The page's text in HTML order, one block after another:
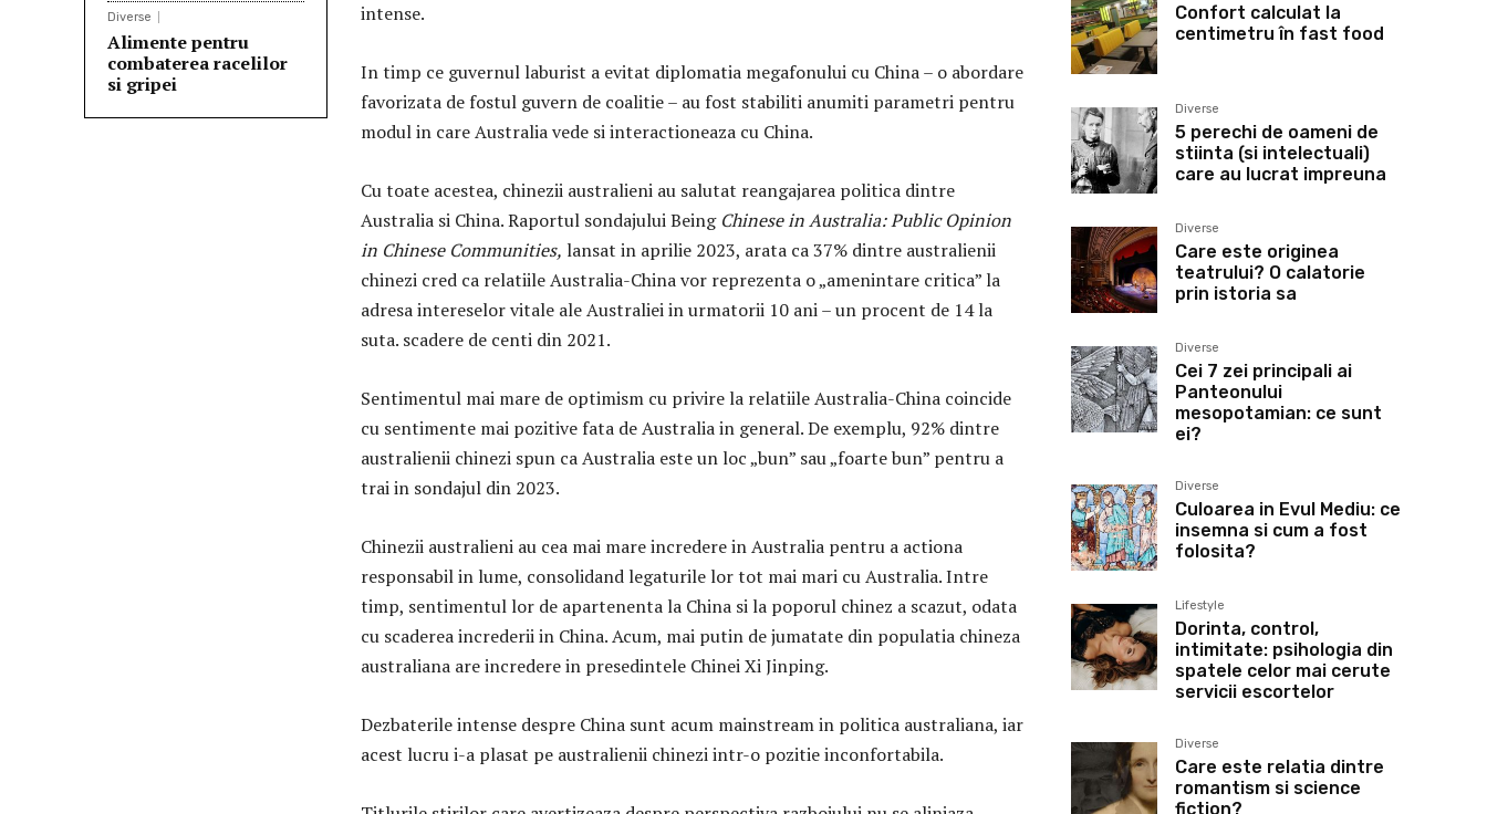
Diverse
Alimente pentru
combaterea racelilor
si gripei
intense.
In timp ce guvernul laburist a evitat diplomatia megafonului cu China – o abordare
favorizata de fostul guvern de coalitie – au fost stabiliti anumiti parametri pentru
modul in care Australia vede si interactioneaza cu China.
Cu toate acestea, chinezii australieni au salutat reangajarea politica dintre
Australia si China. Raportul sondajului Being Chinese in Australia: Public Opinion
in Chinese Communities, lansat in aprilie 2023, arata ca 37% dintre australienii
chinezi cred ca relatiile Australia-China vor reprezenta o „amenintare critica” la
adresa intereselor vitale ale Australiei in urmatorii 10 ani – un procent de 14 la
suta. scadere de centi din 2021.
Sentimentul mai mare de optimism cu privire la relatiile Australia-China coincide
cu sentimente mai pozitive fata de Australia in general. De exemplu, 92% dintre
australienii chinezi spun ca Australia este un loc „bun” sau „foarte bun” pentru a
trai in sondajul din 2023.
Chinezii australieni au cea mai mare incredere in Australia pentru a actiona
responsabil in lume, consolidand legaturile lor tot mai mari cu Australia. Intre
timp, sentimentul lor de apartenenta la China si la poporul chinez a scazut, odata
cu scaderea increderii in China. Acum, mai putin de jumatate din populatia chineza
australiana are incredere in presedintele Chinei Xi Jinping.
Dezbaterile intense despre China sunt acum mainstream in politica australiana, iar
acest lucru i-a plasat pe australienii chinezi intr-o pozitie inconfortabila.
Confort calculat la
centimetru în fast food
Diverse
5 perechi de oameni de
stiinta (si intelectuali)
care au lucrat impreuna
Diverse
Care este originea
teatrului? O calatorie
prin istoria sa
Diverse
Cei 7 zei principali ai
Panteonului
mesopotamian: ce sunt
ei?
Diverse
Culoarea in Evul Mediu: ce
insemna si cum a fost
folosita?
Lifestyle
Dorinta, control,
intimitate: psihologia din
spatele celor mai cerute
servicii escortelor
Diverse
Care este relatia dintre
romantism si science
fiction?